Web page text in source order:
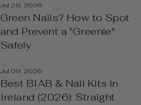
Jul 29, 2026
Green Nails? How to Spot
and Prevent a "Greenie"
Safely
Jul 09, 2026
Best BIAB & Nail Kits in
Ireland (2026): Straight